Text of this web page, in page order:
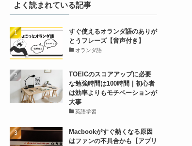
よく読まれている記事
すぐ使えるオランダ語のありが
とうフレーズ【音声付き】
オランダ語
TOEICのスコアアップに必要
な勉強時間は100時間｜初心者
は効率よりもモチベーションが
大事
英語学習
Macbookがすぐ熱くなる原因
はファンの不具合かも【アプリ